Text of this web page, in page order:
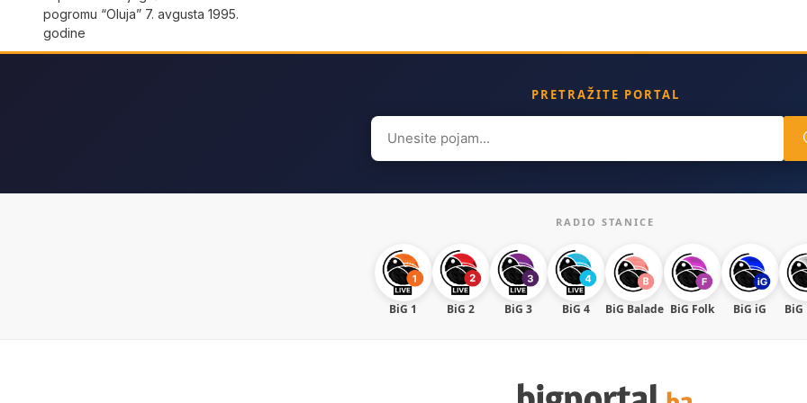
pogromu “Oluja” 7. avgusta 1995.
godine
PRETRAŽITE PORTAL
Search
for:
RADIO STANICE
BiG 1 BiG 2 BiG 3 BiG 4 BiG Balade BiG Folk BiG iG BiG